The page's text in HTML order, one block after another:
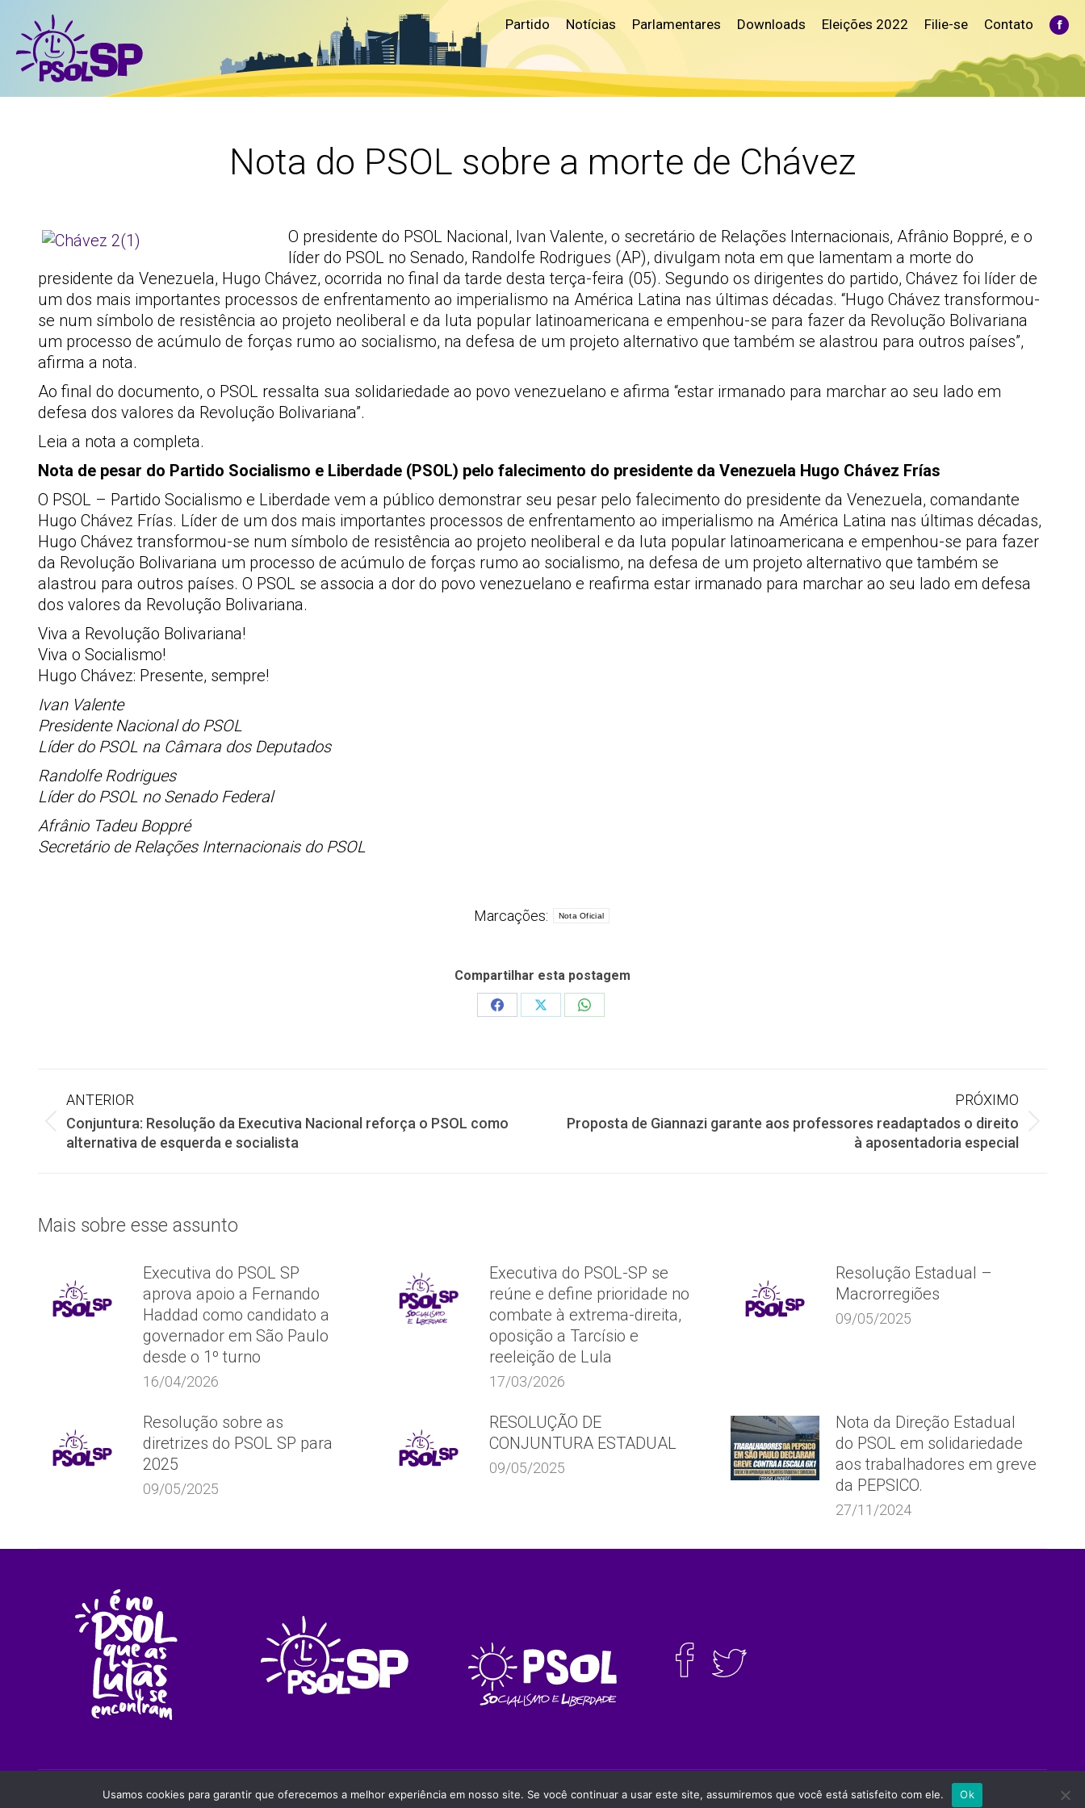
Partido Notícias Parlamentares Downloads Eleições 2022 Filie-se Contato
Nota do PSOL sobre a morte de Chávez
O presidente do PSOL Nacional, Ivan Valente, o secretário de Relações Internacionais, Afrânio Boppré, e o
líder do PSOL no Senado, Randolfe Rodrigues (AP), divulgam nota em que lamentam a morte do
presidente da Venezuela, Hugo Chávez, ocorrida no final da tarde desta terça-feira (05). Segundo os dirigentes do partido, Chávez foi líder de
um dos mais importantes processos de enfrentamento ao imperialismo na América Latina nas últimas décadas. “Hugo Chávez transformou-
se num símbolo de resistência ao projeto neoliberal e da luta popular latinoamericana e empenhou-se para fazer da Revolução Bolivariana
um processo de acúmulo de forças rumo ao socialismo, na defesa de um projeto alternativo que também se alastrou para outros países”,
afirma a nota.
Ao final do documento, o PSOL ressalta sua solidariedade ao povo venezuelano e afirma “estar irmanado para marchar ao seu lado em
defesa dos valores da Revolução Bolivariana”.
Leia a nota a completa.
Nota de pesar do Partido Socialismo e Liberdade (PSOL) pelo falecimento do presidente da Venezuela Hugo Chávez Frías
O PSOL – Partido Socialismo e Liberdade vem a público demonstrar seu pesar pelo falecimento do presidente da Venezuela, comandante
Hugo Chávez Frías. Líder de um dos mais importantes processos de enfrentamento ao imperialismo na América Latina nas últimas décadas,
Hugo Chávez transformou-se num símbolo de resistência ao projeto neoliberal e da luta popular latinoamericana e empenhou-se para fazer
da Revolução Bolivariana um processo de acúmulo de forças rumo ao socialismo, na defesa de um projeto alternativo que também se
alastrou para outros países. O PSOL se associa a dor do povo venezuelano e reafirma estar irmanado para marchar ao seu lado em defesa
dos valores da Revolução Bolivariana.
Viva a Revolução Bolivariana!
Viva o Socialismo!
Hugo Chávez: Presente, sempre!
Ivan Valente
Presidente Nacional do PSOL
Líder do PSOL na Câmara dos Deputados
Randolfe Rodrigues
Líder do PSOL no Senado Federal
Afrânio Tadeu Boppré
Secretário de Relações Internacionais do PSOL
Marcações: Nota Oficial
Compartilhar esta postagem
Share
Share
Share
Navegação
de
ANTERIOR
Post
anterior:
Conjuntura: Resolução da Executiva Nacional reforça o PSOL como
alternativa de esquerda e socialista
PRÓXIMO
Próximo
Proposta de Giannazi garante aos professores readaptados o direito
à aposentadoria especial
Mais sobre esse assunto
Executiva do PSOL SP
aprova apoio a Fernando
Haddad como candidato a
governador em São Paulo
desde o 1º turno
16/04/2026
Executiva do PSOL-SP se
reúne e define prioridade no
combate à extrema-direita,
oposição a Tarcísio e
reeleição de Lula
17/03/2026
Resolução Estadual –
Macrorregiões
09/05/2025
Resolução sobre as
diretrizes do PSOL SP para
2025
09/05/2025
RESOLUÇÃO DE
CONJUNTURA ESTADUAL
09/05/2025
Nota da Direção Estadual
do PSOL em solidariedade
aos trabalhadores em greve
da PEPSICO.
27/11/2024
PSOLSP 2020 © - Direitos liberados desde que citada a fonte Site desenvolvido por Appmobi
Usamos cookies para garantir que oferecemos a melhor experiência em nosso site. Se você continuar a usar este site, assumiremos que você está satisfeito com ele. Ok